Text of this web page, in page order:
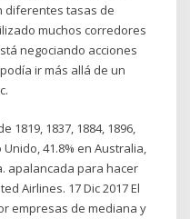
diferentes tasas de
muchos corredores
negociando acciones
ir más allá de un
1819, 1837, 1884, 1896,
Unido, 41.8% en Australia,
apalancada para hacer
Airlines. 17 Dic 2017 El
empresas de mediana y